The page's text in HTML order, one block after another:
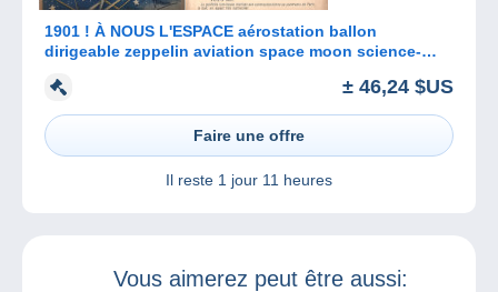
1901 ! À NOUS L'ESPACE aérostation ballon
dirigeable zeppelin aviation space moon science-
± 46,24 $US
Faire une offre
Il reste 1 jour 11 heures
Vous aimerez peut être aussi: